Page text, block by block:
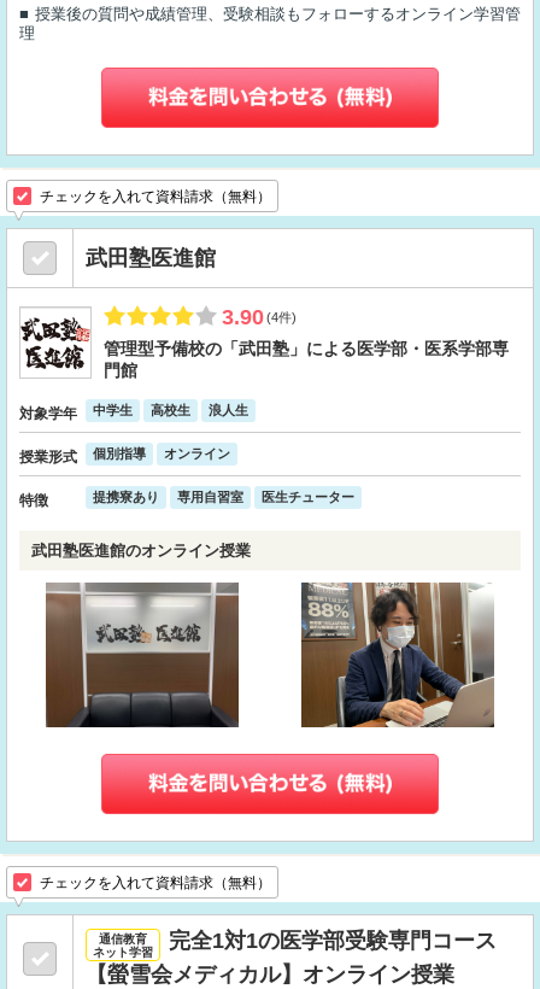
授業後の質問や成績管理、受験相談もフォローするオンライン学習管
理
チェックを入れて資料請求（無料）
武田塾医進館
3.90(4件)
管理型予備校の「武田塾」による医学部・医系学部専
門館
対象学年 中学生 高校生 浪人生
授業形式 個別指導 オンライン
特徴 提携寮あり 専用自習室 医生チューター
武田塾医進館のオンライン授業
チェックを入れて資料請求（無料）
通信教育
ネット学習
完全1対1の医学部受験専門コース
【螢雪会メディカル】オンライン授業